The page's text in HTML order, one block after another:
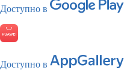
Доступно в
Доступно в